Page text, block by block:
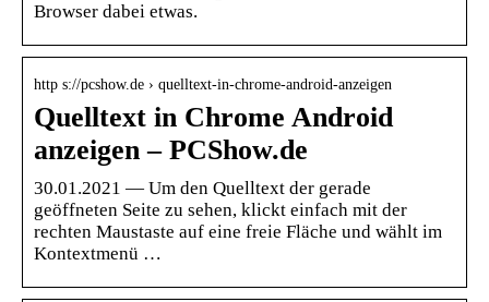
Browser dabei etwas.
http s://pcshow.de › quelltext-in-chrome-android-anzeigen
Quelltext in Chrome Android
anzeigen – PCShow.de
30.01.2021 — Um den Quelltext der gerade
geöffneten Seite zu sehen, klickt einfach mit der
rechten Maustaste auf eine freie Fläche und wählt im
Kontextmenü …